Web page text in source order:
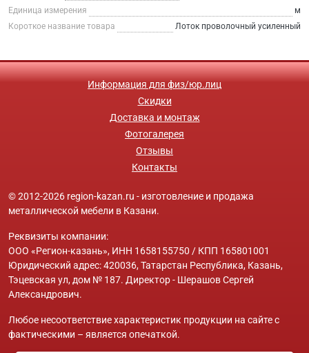
Единица измерения
м
Короткое название товара
Лоток проволочный усиленный
Информация для физ/юр.лиц
Скидки
Доставка и монтаж
Фотогалерея
Отзывы
Контакты
© 2012-2026 region-kazan.ru - изготовление и продажа
металлической мебели в Казани.
Реквизиты компании:
ООО «Регион-казань», ИНН 1658155750 / КПП 165801001
Юридический адрес: 420036, Татарстан Республика, Казань,
Тэцевская ул, дом № 187. Директор - Шерашов Сергей
Александрович.
Любое несоответствие характеристик продукции на сайте с
фактическими – является опечаткой.